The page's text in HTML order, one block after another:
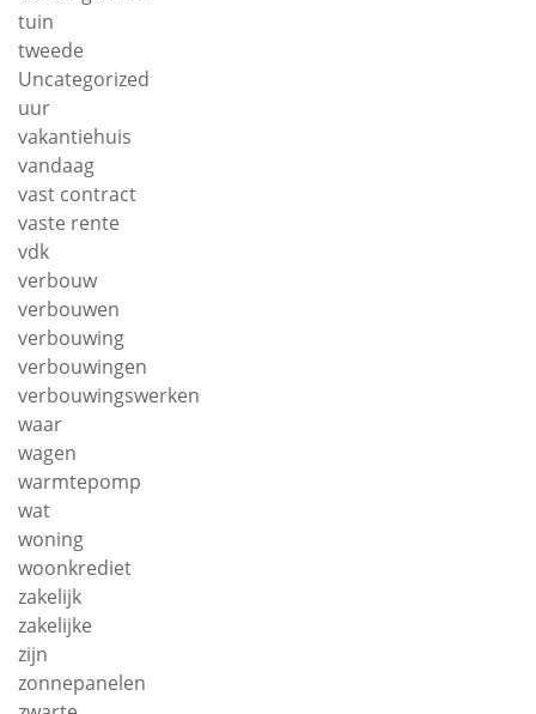
tuin
tweede
Uncategorized
uur
vakantiehuis
vandaag
vast contract
vaste rente
vdk
verbouw
verbouwen
verbouwing
verbouwingen
verbouwingswerken
waar
wagen
warmtepomp
wat
woning
woonkrediet
zakelijk
zakelijke
zijn
zonnepanelen